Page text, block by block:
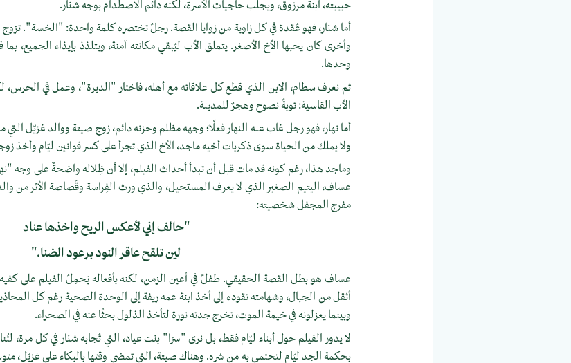
حبيبته، ابنة مرزوق، ويجلب حاجيات الأسرة، لكنه دائم الاصطدام بوجه شنار.
أما شنار، فهو عُقدة في كل زاوية من زوايا القصة. رجلٌ تختصره كلمة واحدة: "الخسة". تزوج من
وأخرى كان يحبها الأخ الأصغر. يتملق الأب ليُبقي مكانته آمنة، ويتلذذ بإيذاء الجميع،
وحدها.
ثم نعرف سطام، الابن الذي قطع كل علاقاته مع أهله، فاختار "الديرة"، وعمل في الحرس،
الأب القاسية: توبةٌ نصوح وهجرٌ للمدينة.
أما نهار، فهو رجل غاب عنه النهار فعلًا؛ وجهه مظلم وحزنه دائم، زوج صيتة ووالد غزيّل التي
ولا يملك من الحياة سوى ذكريات أخيه ماجد، الأخ الذي تجرأ على كسر قوانين ليّام وأخذ
وماجد هذا، رغم كونه قد مات قبل أن تبدأ أحداث الفيلم، إلا أن ظِلاله واضحةٌ على وجه
عساف، اليتيم الصغير الذي لا يعرف المستحيل، والذي ورث الفِراسة وقَصاصة الأثر من
مفرج المجفل شخصيته:
"حالف إني لأعكس الريح واخذها عناد
لين تلقح عاقر النود برعود الضنا."
عساف هو بطل القصة الحقيقي. طفلٌ في أعين الزمن، لكنه بأفعاله يَحمِلُ الفيلم على
أثقل من الجبال، وشهامته تقوده إلى أخذ ابنة عمه ريفة إلى الوحدة الصحية رغم كل
وبينما يعزلونه في خيمة الموت، تخرج جدته نورة لتأخذ الذلول بحثًا عنه في الصحراء.
لا يدور الفيلم حول أبناء ليّام فقط، بل نرى "سرّا" بنت عياد، التي تُجابه شنار في كل مرة،
بحكمة الجد ليّام لتحتمي به من شره. وهناك صيتة، التي تمضي وقتها بالبكاء على غزيّل،